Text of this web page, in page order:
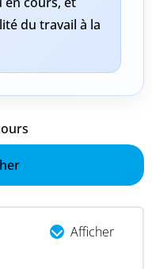
du travail à la
Afficher